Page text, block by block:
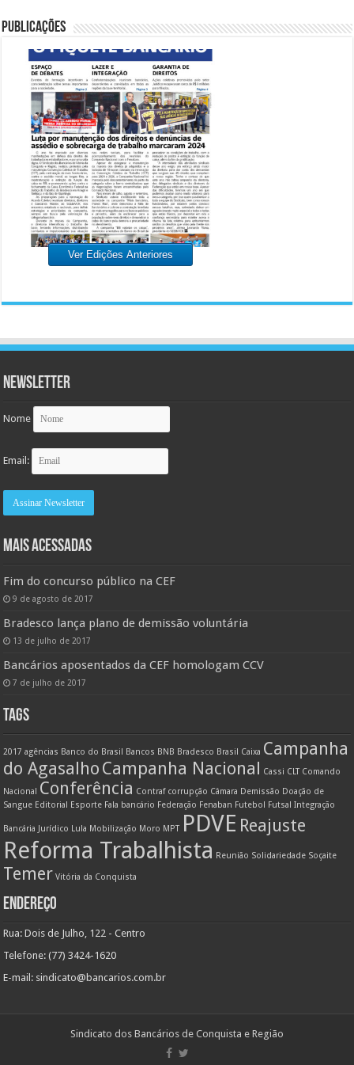
PUBLICAÇÕES
Ver Edições Anteriores
Newsletter
Nome
Email:
MAIS ACESSADAS
Fim do concurso público na CEF
9 de agosto de 2017
Bradesco lança plano de demissão voluntária
13 de julho de 2017
Bancários aposentados da CEF homologam CCV
7 de julho de 2017
TAGS
2017 agências Banco do Brasil Bancos BNB Bradesco Brasil Caixa Campanha
do Agasalho Campanha Nacional Cassi CLT Comando
Nacional
Conferência Contraf corrupção Câmara Demissão Doação de
Sangue Editorial Esporte Fala bancário Federação Fenaban Futebol Futsal Integração
Bancária Jurídico Lula Mobilização Moro MPT PDVE Reajuste
Reforma Trabalhista Reunião Solidariedade Soçaite
Temer Vitória da Conquista
ENDEREÇO
Rua: Dois de Julho, 122 - Centro
Telefone: (77) 3424-1620
E-mail: sindicato@bancarios.com.br
Sindicato dos Bancários de Conquista e Região